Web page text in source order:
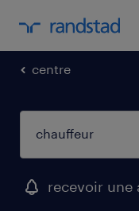
centre
recevoir une